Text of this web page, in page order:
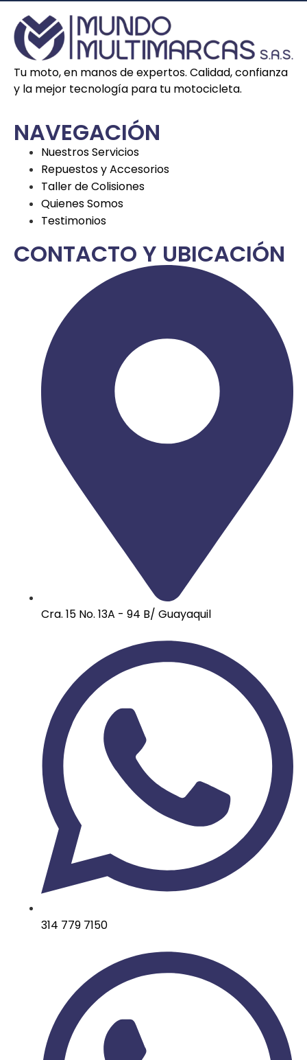
Tu moto, en manos de expertos. Calidad, confianza
y la mejor tecnología para tu motocicleta.
NAVEGACIÓN
Nuestros Servicios
Repuestos y Accesorios
Taller de Colisiones
Quienes Somos
Testimonios
CONTACTO Y UBICACIÓN
Cra. 15 No. 13A - 94 B/ Guayaquil
314 779 7150